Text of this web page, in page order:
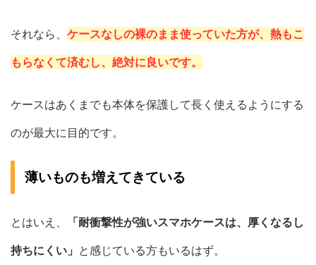
それなら、 ケースなしの裸のまま使っていた方が、熱もこ
もらなくて済むし、絶対に良いです。
ケースはあくまでも本体を保護して長く使えるようにする
のが最大に目的です。
薄いものも増えてきている
とはいえ、
「耐衝撃性が強いスマホケースは、厚くなるし
持ちにくい」 と感じている方もいるはず。